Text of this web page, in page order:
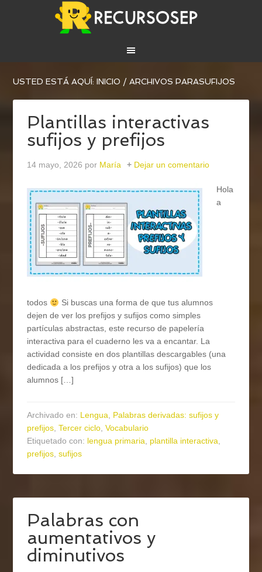
USTED ESTÁ AQUÍ:INICIO / ARCHIVOS PARASUFIJOS
Plantillas interactivas
sufijos y prefijos
14 mayo, 2026 por María Dejar un comentario
Hola
a
todos
Si buscas una forma de que tus alumnos
dejen de ver los prefijos y sufijos como simples
partículas abstractas, este recurso de papelería
interactiva para el cuaderno les va a encantar. La
actividad consiste en dos plantillas descargables (una
dedicada a los prefijos y otra a los sufijos) que los
alumnos […]
Archivado en: Lengua, Palabras derivadas: sufijos y
prefijos,Tercer ciclo,Vocabulario
Etiquetado con: lengua primaria, plantilla interactiva,
prefijos,sufijos
Palabras con
aumentativos y
diminutivos